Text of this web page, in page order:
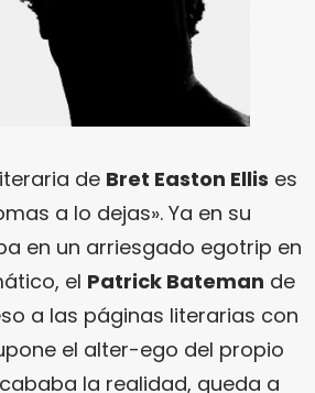
de Bret Easton Ellis es
a lo dejas». Ya en su
en un arriesgado egotrip en
el Patrick Bateman de
a las páginas literarias con
el alter-ego del propio
la realidad, queda a